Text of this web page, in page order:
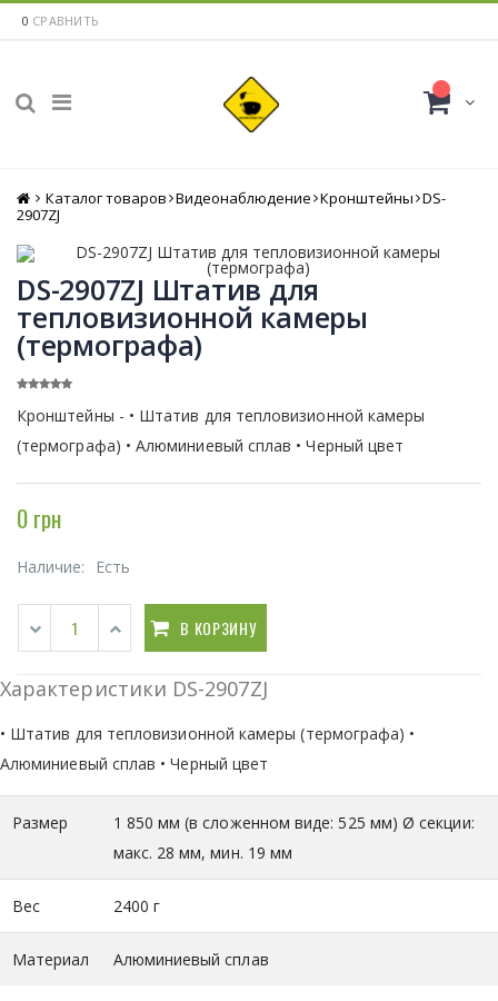
0 СРАВНИТЬ
Главная
Каталог товаров Видеонаблюдение Кронштейны DS-
2907ZJ
DS-2907ZJ Штатив для
тепловизионной камеры
(термографа)
Кронштейны - • Штатив для тепловизионной камеры
(термографа) • Алюминиевый сплав • Черный цвет
0 грн
Наличие: Есть
В КОРЗИНУ
Характеристики DS-2907ZJ
• Штатив для тепловизионной камеры (термографа) •
Алюминиевый сплав • Черный цвет
Размер
1 850 мм (в сложенном виде: 525 мм) Ø секции:
макс. 28 мм, мин. 19 мм
Вес 2400 г
Материал Алюминиевый сплав